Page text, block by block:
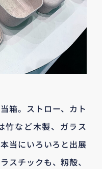
箱。ストロー、カト
竹など木製、ガラス
当にいろいろと出展
スチックも、籾殻、